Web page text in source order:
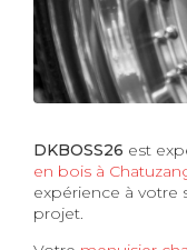
DKBOSS26 est
en bois à
expérience à votre
projet.